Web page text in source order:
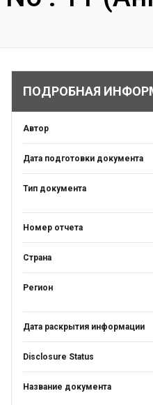
ПОДРОБНАЯ
Автор
Дата подготовки документа
Тип документа
Номер отчета
Страна
Регион
Дата раскрытия информации
Disclosure Status
Название документа